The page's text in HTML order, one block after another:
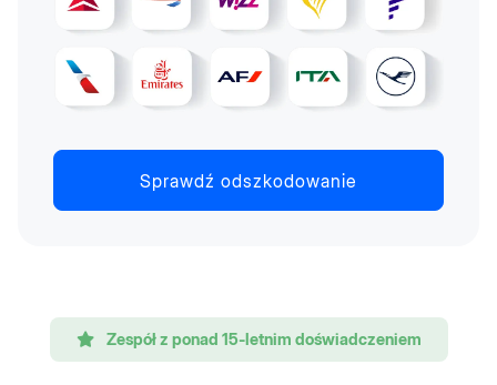
Sprawdź odszkodowanie
Zespół z ponad 15-letnim doświadczeniem